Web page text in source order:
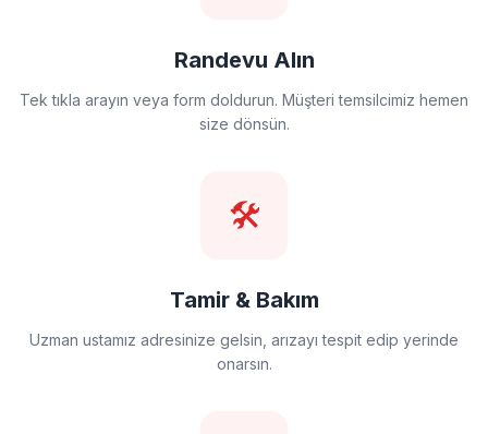
Randevu Alın
Tek tıkla arayın veya form doldurun. Müşteri temsilcimiz hemen
size dönsün.
🛠️
Tamir & Bakım
Uzman ustamız adresinize gelsin, arızayı tespit edip yerinde
onarsın.